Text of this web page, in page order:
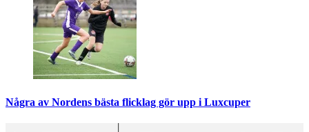
Några av Nordens bästa flicklag gör upp i Luxcuper